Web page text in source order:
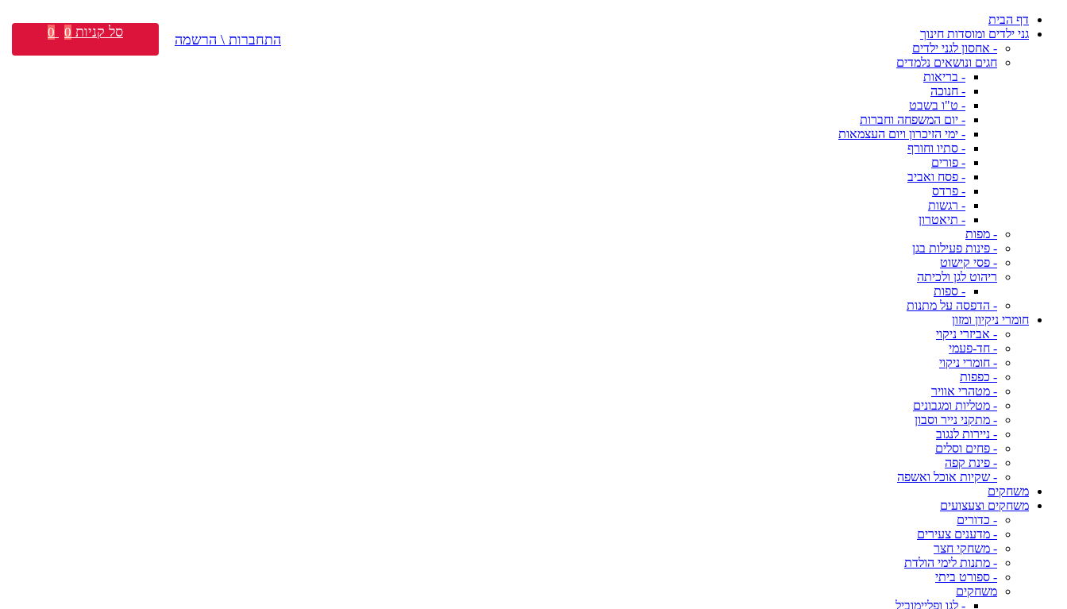
דף הבית
גני ילדים ומוסדות חינוך
- אחסון לגני ילדים
חגים ונושאים נלמדים
- בריאות
- חנוכה
- ט"ו בשבט
- יום המשפחה וחברות
- ימי הזיכרון ויום העצמאות
- סתיו וחורף
- פורים
- פסח ואביב
- פרדס
- רגשות
- תיאטרון
- מפות
- פינות פעילות בגן
- פסי קישוט
ריהוט לגן ולכיתה
- ספות
- הדפסה על מתנות
חומרי ניקיון ומזון
- אביזרי ניקוי
- חד-פעמי
- חומרי ניקוי
- כפפות
- מטהרי אוויר
- מטליות ומגבונים
- מתקני נייר וסבון
- ניירות לנגוב
- פחים וסלים
- פינת קפה
- שקיות אוכל ואשפה
משחקים
משחקים וצעצועים
- כדורים
- מדענים צעירים
- משחקי חצר
- מתנות לימי הולדת
- ספורט ביתי
משחקים
- לגו ופליימוביל
התחברות \ הרשמה סל קניות 0
0